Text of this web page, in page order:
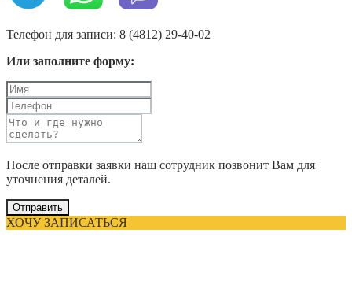
Телефон для записи: 8 (4812) 29-40-02
Или заполните форму:
После отправки заявки наш сотрудник позвонит Вам для
уточнения деталей.
Отправить
ХОЧУ ЗАПИСАТЬСЯ